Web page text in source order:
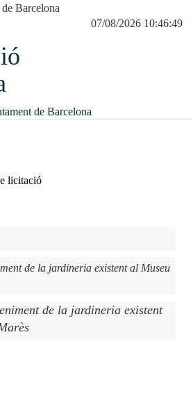
07/08/2026 10:46:49
de Barcelona
licitació
de la jardineria existent al Museu
de la jardineria existent